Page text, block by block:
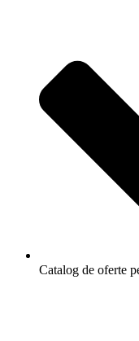
Catalog de oferte